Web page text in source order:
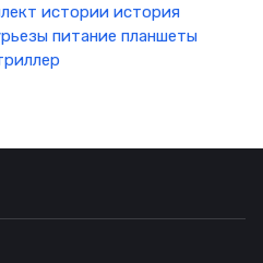
истории история
питание планшеты